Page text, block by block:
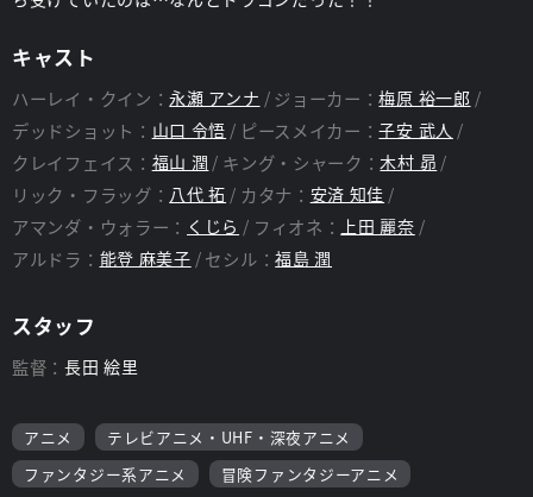
キャスト
ハーレイ・クイン：永瀬 アンナ ジョーカー：梅原 裕一郎
デッドショット： 山口 令悟 ピースメイカー：子安 武人
クレイフェイス： 福山 潤 キング・シャーク：木村 昴
リック・フラッグ： 八代 拓 カタナ： 安済 知佳
アマンダ・ウォラー： くじら フィオネ： 上田 麗奈
アルドラ： 能登 麻美子 セシル：福島 潤
スタッフ
監督：長田 絵里
アニメ
テレビアニメ・UHF・深夜アニメ
ファンタジー系アニメ
冒険ファンタジーアニメ